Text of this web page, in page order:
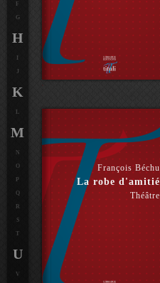
François Béchu
La robe d'amitié
Théâtre
F
G
H
J
K
L
M
N
O
P
Q
R
S
T
U
V